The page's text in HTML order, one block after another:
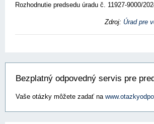
Rozhodnutie predsedu úradu č. 11927-9000/
Zdroj: Úrad pre
Bezplatný odpovedný servis pre
Vaše otázky môžete zadať na